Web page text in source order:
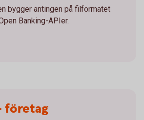
bygger antingen på filformatet
Banking-APIer.
företag